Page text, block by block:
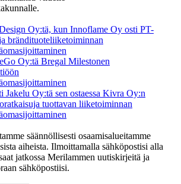
Oy:tä, kun Innoflame Oy osti PT-
brändituoteliiketoiminnan
Oy:tä Bregal Milestonen
Jakelu Oy:tä sen ostaessa Kivra Oy:n
tuottavan liiketoiminnan
säännöllisesti osaamisalueitamme
aiheista. Ilmoittamalla sähköpostisi alla
jatkossa Merilammen uutiskirjeitä ja
sähköpostiisi.